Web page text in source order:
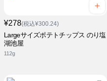
¥278(税込¥300.24)
Largeサイズポテトチップス のり塩
湖池屋
112g